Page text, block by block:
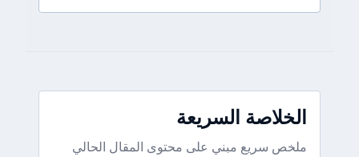
الخلاصة السريعة
ملخص سريع مبني على محتوى المقال الحالي